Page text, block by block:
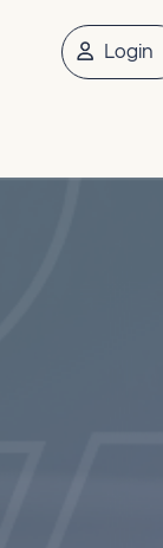
Login